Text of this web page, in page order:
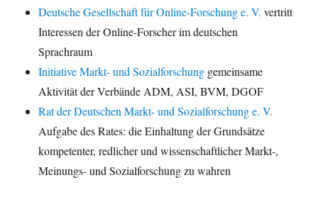
Deutsche Gesellschaft für Online-Forschung e. V. vertritt
Interessen der Online-Forscher im deutschen
Sprachraum
Initiative Markt- und Sozialforschung gemeinsame
Aktivität der Verbände ADM, ASI, BVM, DGOF
Rat der Deutschen Markt- und Sozialforschung e. V.
Aufgabe des Rates: die Einhaltung der Grundsätze
kompetenter, redlicher und wissenschaftlicher Markt-,
Meinungs- und Sozialforschung zu wahren